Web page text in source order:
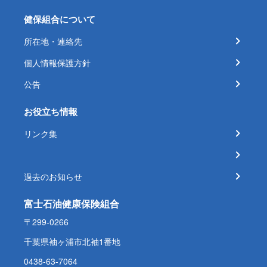
健保組合について
所在地・連絡先
個人情報保護方針
公告
お役立ち情報
リンク集
過去のお知らせ
富士石油健康保険組合
〒299-0266
千葉県袖ヶ浦市北袖1番地
0438-63-7064